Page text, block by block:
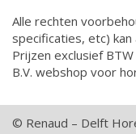
Alle rechten
specificaties, etc) kan
Prijzen exclusief
B.V. webshop voor
© Renaud – Delft